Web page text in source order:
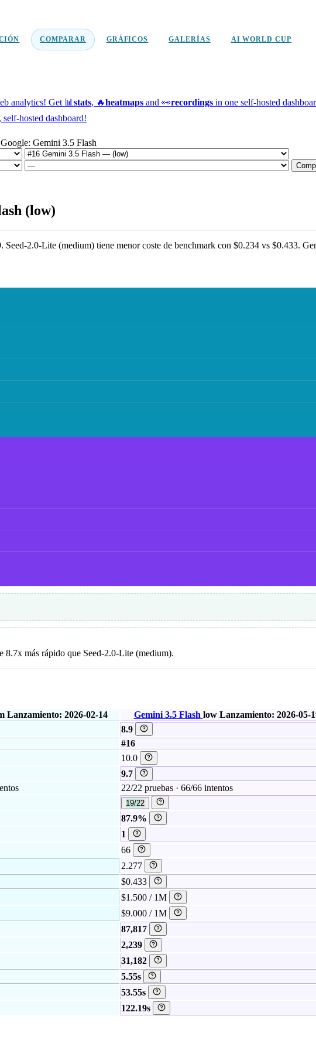
COMPARAR GRÁFICOS GALERÍAS AI WORLD CUP
analytics! Get 📊 stats, 🔥heatmaps and 👀recordings in one self-hosted
hosted dashboard!
Gemini 3.5 Flash
(low)
. Seed-2.0-Lite (medium) tiene menor coste de benchmark con $0.234 vs $0.433.
8.7x más rápido que Seed-2.0-Lite (medium).
Lanzamiento: 2026-02-14 Gemini 3.5 Flash low Lanzamiento: 2026-05-
8.9
#16
10.0
9.7
22/22 pruebas · 66/66 intentos
19/22
87.9%
1
66
2.277
$0.433
$1.500 / 1M
$9.000 / 1M
87,817
2,239
31,182
5.55s
53.55s
122.19s